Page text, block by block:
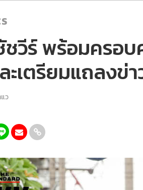
ชวีร์ พร้อมครอบ
ะเตรียมแถลงข่
ว